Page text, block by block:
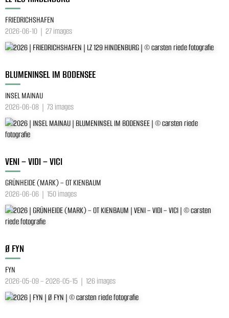
FRIEDRICHSHAFEN
2026-06-10 | 27 images
BLUMENINSEL IM BODENSEE
INSEL MAINAU
2026-06-08 | 73 images
VENI – VIDI – VICI
GRÜNHEIDE (MARK) – OT KIENBAUM
2026-06-06 | 150 images
Ø FYN
FYN
2026-05-09 – 2026-05-15 | 126 images